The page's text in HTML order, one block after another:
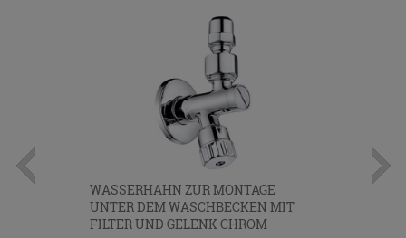
WASSERHAHN ZUR MONTAGE
UNTER DEM WASCHBECKEN MIT
FILTER UND GELENK CHROM